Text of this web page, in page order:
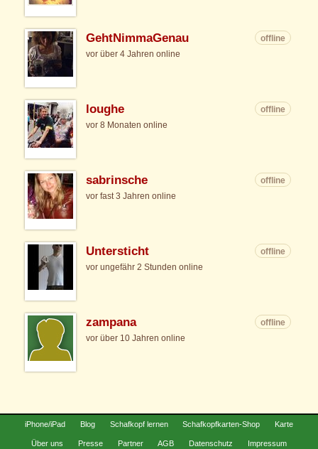
GehtNimmaGenau
offline
vor über 4 Jahren online
loughe
offline
vor 8 Monaten online
sabrinsche
offline
vor fast 3 Jahren online
Untersticht
offline
vor ungefähr 2 Stunden online
zampana
offline
vor über 10 Jahren online
iPhone/iPad Blog Schafkopf lernen Schafkopfkarten-Shop Karte
Über uns Presse Partner AGB Datenschutz Impressum